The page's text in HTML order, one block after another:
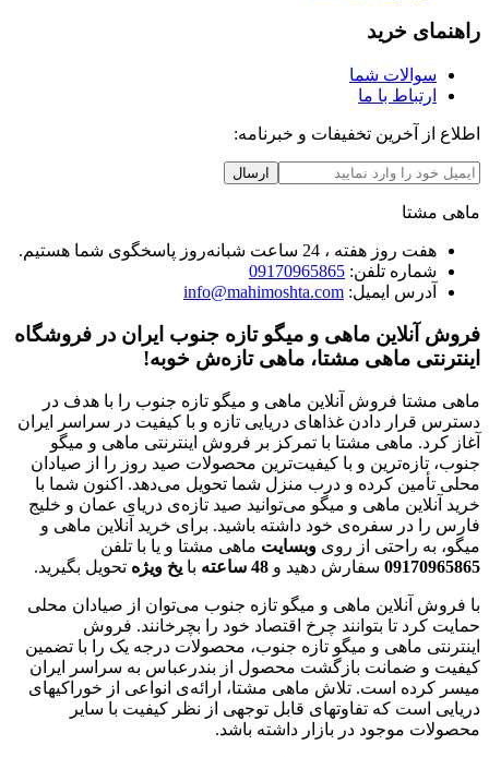
راهنمای خرید
سوالات شما
ارتباط با ما
اطلاع از آخرین تخفیفات و خبرنامه:
ارسال
ماهی مشتا
هفت روز هفته ، 24 ساعت شبانه‌روز پاسخگوی شما هستیم.
شماره تلفن: 09170965865
آدرس ایمیل: info@mahimoshta.com
فروش آنلاین ماهی و میگو تازه جنوب ایران در فروشگاه
اینترنتی ماهی مشتا، ماهی تازه‌ش خوبه!
ماهی مشتا فروش آنلاین ماهی و میگو تازه جنوب را با هدف در
دسترس قرار دادن غذاهای دریایی تازه و با کیفیت در سراسر ایران
آغاز کرد. ماهی مشتا با تمرکز بر فروش اینترنتی ماهی و میگو
جنوب، تازه‌ترین و با کیفیت‌ترین محصولات صید روز را از صیادان
محلی تأمین کرده و درب منزل شما تحویل می‌دهد. اکنون شما با
خرید آنلاین ماهی و میگو می‌توانید صید تازه‌ی دریای عمان و خلیج
فارس را در سفره‌ی خود داشته باشید. برای خرید آنلاین ماهی و
میگو، به راحتی از روی وبسایت ماهی مشتا و یا با تلفن
09170965865 سفارش دهید و 48 ساعته با یخ ویژه تحویل بگیرید.
با فروش آنلاین ماهی و میگو تازه جنوب می‌توان از صیادان محلی
حمایت کرد تا بتوانند چرخ اقتصاد خود را بچرخانند. فروش
اینترنتی ماهی و میگو تازه جنوب، محصولات درجه یک را با تضمین
کیفیت و ضمانت بازگشت محصول از بندرعباس به سراسر ایران
میسر کرده است. تلاش ماهی مشتا، ارائه‌ی انواعی از خوراکیهای
دریایی است که تفاوتهای قابل توجهی از نظر کیفیت با سایر
محصولات موجود در بازار داشته باشد.